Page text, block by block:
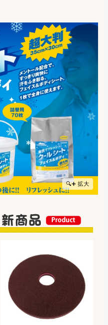
🔍➕ 拡大